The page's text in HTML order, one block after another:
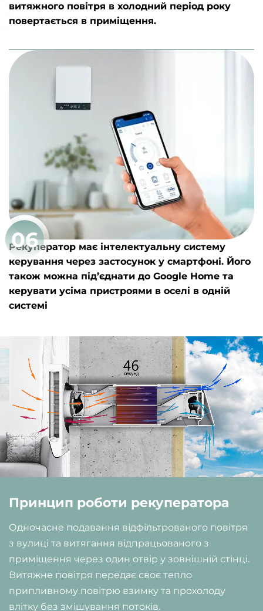
витяжного повітря в холодний період року
повертається в приміщення.
Рекуператор має інтелектуальну систему
керування через застосунок у смартфоні. Його
також можна під’єднати до Google Home та
керувати усіма пристроями в оселі в одній
системі
06
Принцип роботи рекуператора
Одночасне подавання відфільтрованого повітря
з вулиці та витягання відпрацьованого з
приміщення через один отвір у зовнішній стінці.
Витяжне повітря передає своє тепло
припливному повітрю взимку та прохолоду
влітку без змішування потоків.